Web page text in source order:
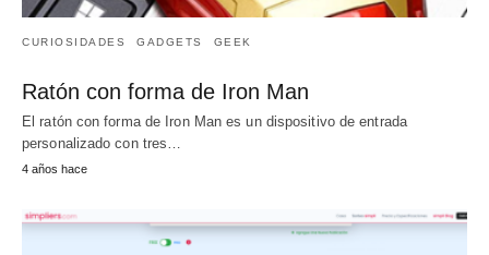
CURIOSIDADES GADGETS GEEK
Ratón con forma de Iron Man
El ratón con forma de Iron Man es un dispositivo de entrada
personalizado con tres…
4 años hace